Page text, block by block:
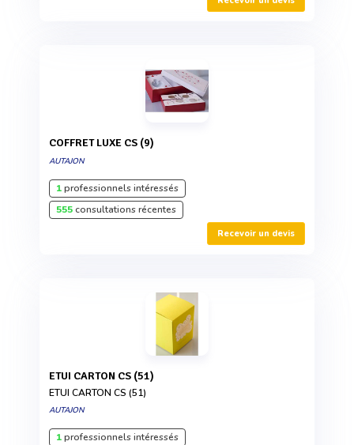
COFFRET LUXE CS (9)
AUTAJON
1professionnels intéressés
555consultations récentes
Recevoir un devis
ETUI CARTON CS (51)
ETUI CARTON CS (51)
AUTAJON
1professionnels intéressés